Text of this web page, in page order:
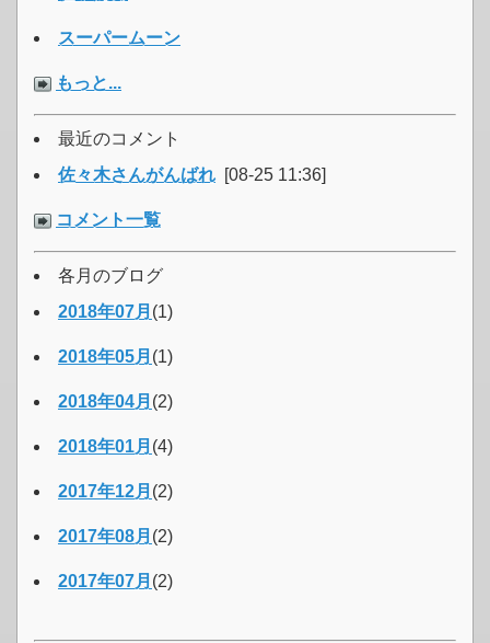
スーパームーン
もっと...
最近のコメント
佐々木さんがんばれ [08-25 11:36]
コメント一覧
各月のブログ
2018年07月 (1)
2018年05月 (1)
2018年04月 (2)
2018年01月 (4)
2017年12月 (2)
2017年08月 (2)
2017年07月 (2)